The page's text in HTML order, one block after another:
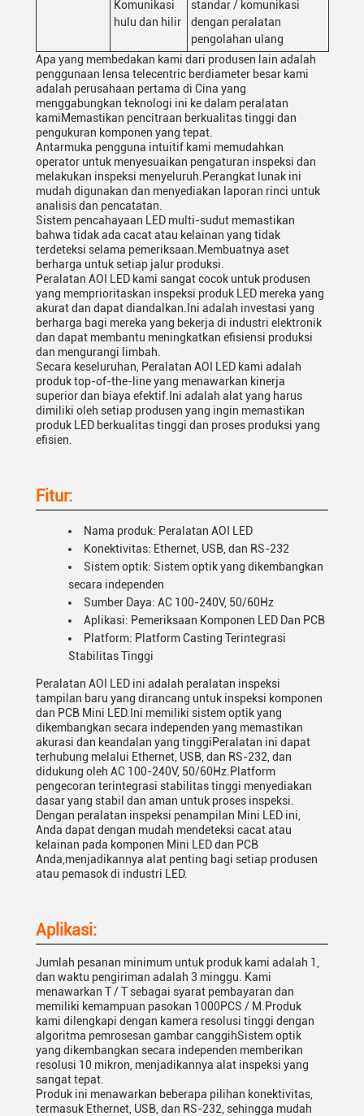
Komunikasi
hulu dan hilir
standar / komunikasi
dengan peralatan
pengolahan ulang
Apa yang membedakan kami dari produsen lain adalah
penggunaan lensa telecentric berdiameter besar kami
adalah perusahaan pertama di Cina yang
menggabungkan teknologi ini ke dalam peralatan
kamiMemastikan pencitraan berkualitas tinggi dan
pengukuran komponen yang tepat.
Antarmuka pengguna intuitif kami memudahkan
operator untuk menyesuaikan pengaturan inspeksi dan
melakukan inspeksi menyeluruh.Perangkat lunak ini
mudah digunakan dan menyediakan laporan rinci untuk
analisis dan pencatatan.
Sistem pencahayaan LED multi-sudut memastikan
bahwa tidak ada cacat atau kelainan yang tidak
terdeteksi selama pemeriksaan.Membuatnya aset
berharga untuk setiap jalur produksi.
Peralatan AOI LED kami sangat cocok untuk produsen
yang memprioritaskan inspeksi produk LED mereka yang
akurat dan dapat diandalkan.Ini adalah investasi yang
berharga bagi mereka yang bekerja di industri elektronik
dan dapat membantu meningkatkan efisiensi produksi
dan mengurangi limbah.
Secara keseluruhan, Peralatan AOI LED kami adalah
produk top-of-the-line yang menawarkan kinerja
superior dan biaya efektif.Ini adalah alat yang harus
dimiliki oleh setiap produsen yang ingin memastikan
produk LED berkualitas tinggi dan proses produksi yang
efisien.
Fitur:
Nama produk: Peralatan AOI LED
Konektivitas: Ethernet, USB, dan RS-232
Sistem optik: Sistem optik yang dikembangkan
secara independen
Sumber Daya: AC 100-240V, 50/60Hz
Aplikasi: Pemeriksaan Komponen LED Dan PCB
Platform: Platform Casting Terintegrasi
Stabilitas Tinggi
Peralatan AOI LED ini adalah peralatan inspeksi
tampilan baru yang dirancang untuk inspeksi komponen
dan PCB Mini LED.Ini memiliki sistem optik yang
dikembangkan secara independen yang memastikan
akurasi dan keandalan yang tinggiPeralatan ini dapat
terhubung melalui Ethernet, USB, dan RS-232, dan
didukung oleh AC 100-240V, 50/60Hz.Platform
pengecoran terintegrasi stabilitas tinggi menyediakan
dasar yang stabil dan aman untuk proses inspeksi.
Dengan peralatan inspeksi penampilan Mini LED ini,
Anda dapat dengan mudah mendeteksi cacat atau
kelainan pada komponen Mini LED dan PCB
Anda,menjadikannya alat penting bagi setiap produsen
atau pemasok di industri LED.
Aplikasi:
Jumlah pesanan minimum untuk produk kami adalah 1,
dan waktu pengiriman adalah 3 minggu. Kami
menawarkan T / T sebagai syarat pembayaran dan
memiliki kemampuan pasokan 1000PCS / M.Produk
kami dilengkapi dengan kamera resolusi tinggi dengan
algoritma pemrosesan gambar canggihSistem optik
yang dikembangkan secara independen memberikan
resolusi 10 mikron, menjadikannya alat inspeksi yang
sangat tepat.
Produk ini menawarkan beberapa pilihan konektivitas,
termasuk Ethernet, USB, dan RS-232, sehingga mudah